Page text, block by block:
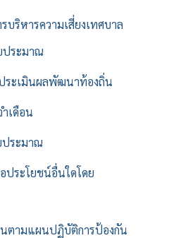
บริหารความเสี่ยงเทศบาล
ประมาณ
ระเมินผลพัฒนาท้องถิ่น
เดือน
ระมาณ
ประโยชน์อื่นใดโดย
นตามแผนปฏิบัติการป้องกัน